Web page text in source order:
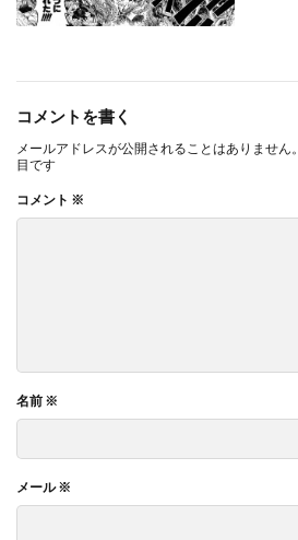
コメントを書く
メールアドレスが公開されることはありません。
目です
コメント ※
名前 ※
メール※